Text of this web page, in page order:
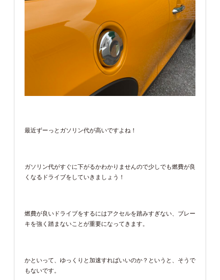
最近ずーっとガソリン代が高いですよね！
ガソリン代がすぐに下がるかわかりませんので少しでも燃費が良
くなるドライブをしていきましょう！
燃費が良いドライブをするにはアクセルを踏みすぎない、ブレー
キを強く踏まないことが重要になってきます。
かといって、ゆっくりと加速すればいいのか？というと、そうで
もないです。